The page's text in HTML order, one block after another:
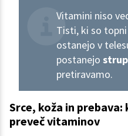
Vitamini niso
Tisti, ki so
ostanejo v
postanejo
pretiravamo.
Srce, koža in prebava:
preveč vitaminov